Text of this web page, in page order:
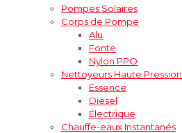
Pompes Solaires
Corps de Pompe
Alu
Fonte
Nylon PPO
Nettoyeurs Haute Pression
Essence
Diesel
Électrique
Chauffe-eaux Instantanés